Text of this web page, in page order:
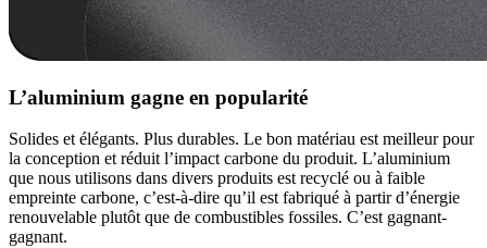
L’aluminium gagne en popularité
Solides et élégants. Plus durables. Le bon matériau est meilleur pour
la conception et réduit l’impact carbone du produit. L’aluminium
que nous utilisons dans divers produits est recyclé ou à faible
empreinte carbone, c’est-à-dire qu’il est fabriqué à partir d’énergie
renouvelable plutôt que de combustibles fossiles. C’est gagnant-
gagnant.